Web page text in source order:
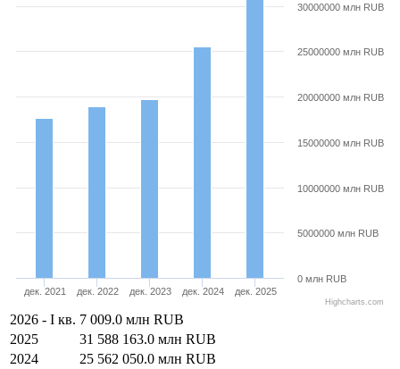
дек. 2021 дек. 2022 дек. 2023 дек. 2024 дек. 2025
0 млн RUB
5000000 млн RUB
10000000 млн RUB
15000000 млн RUB
20000000 млн RUB
25000000 млн RUB
30000000 млн RUB
Highcharts.com
2026 - I кв. 7 009.0 млн RUB
2025
31 588 163.0 млн RUB
2024
25 562 050.0 млн RUB